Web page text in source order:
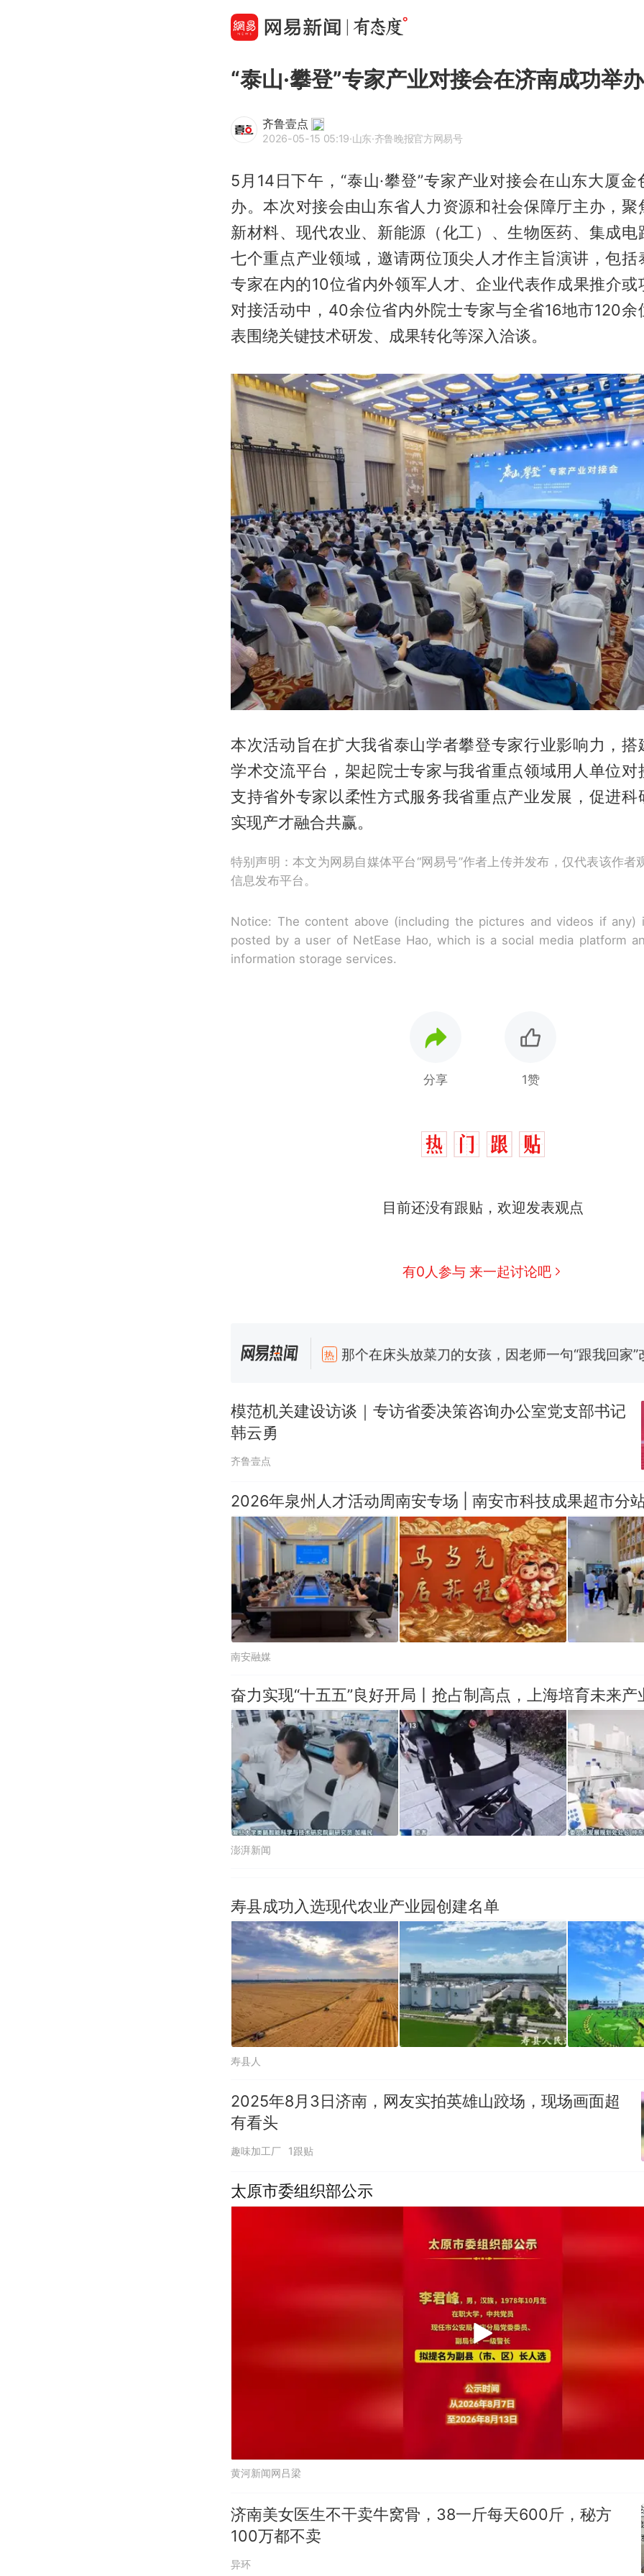
“泰山·攀登”专家产业对接会在济南成功举办
齐鲁壹点
2026-05-15 05:19·山东·齐鲁晚报官方网易号
5月14日下午，“泰山·攀登”专家产业对接会在山东大厦
办。本次对接会由山东省人力资源和社会保障厅主办，聚
新材料、现代农业、新能源（化工）、生物医药、集成电
七个重点产业领域，邀请两位顶尖人才作主旨演讲，包括
专家在内的10位省内外领军人才、企业代表作成果推介或
对接活动中，40余位省内外院士专家与全省16地市120余
表围绕关键技术研发、成果转化等深入洽谈。
本次活动旨在扩大我省泰山学者攀登专家行业影响力，搭
学术交流平台，架起院士专家与我省重点领域用人单位对
支持省外专家以柔性方式服务我省重点产业发展，促进科
实现产才融合共赢。
特别声明：本文为网易自媒体平台“网易号”作者上传并发布，仅代表该作者
信息发布平台。
Notice: The content above (including the pictures and videos if any)
posted by a user of NetEase Hao, which is a social media platform
information storage services.
分享 1赞
目前还没有跟贴，欢迎发表观点
有0人参与 来一起讨论吧
热 那个在床头放菜刀的女孩，因老师一句“跟我回家”
应
美国渔民钓获鲨鱼徒手将其拽回大海 目击者直呼震
佛山一中学招聘物理教师，笔试前13名均遭淘汰？教
招聘，成立调查组全面核查
台风"白海豚"中心附近最大风力已达15级 最新研判
热 那个在床头放菜刀的女孩，因老师一句“跟我回家”
模范机关建设访谈｜专访省委决策咨询办公室党支部书记
韩云勇
齐鲁壹点
2026年泉州人才活动周南安专场 | 南安市科技成果超市分
南安融媒
奋力实现“十五五”良好开局丨抢占制高点，上海培育未来产
澎湃新闻
寿县成功入选现代农业产业园创建名单
寿县人
2025年8月3日济南，网友实拍英雄山跤场，现场画面超
有看头
趣味加工厂 1跟贴
太原市委组织部公示
黄河新闻网吕梁
济南美女医生不干卖牛窝骨，38一斤每天600斤，秘方
100万都不卖
异环